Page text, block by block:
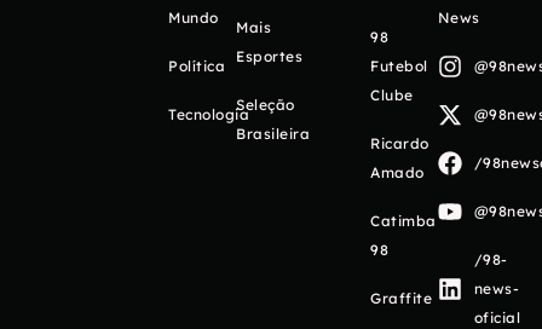
Mundo
Política
Tecnologia
Mais
Esportes
Seleção
Brasileira
98
Futebol
Clube
Ricardo
Amado
Catimba
98
Graffite
News
/
/98-
news-
oficial